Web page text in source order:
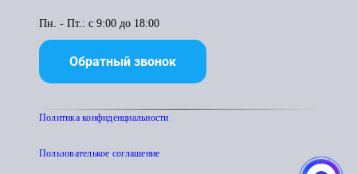
Пн. - Пт.: с 9:00 до 18:00
Обратный звонок
Политика конфиденциальности
Пользователькое соглашение